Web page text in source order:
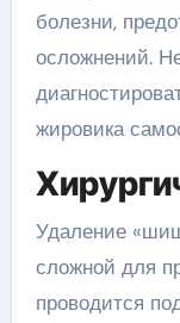
болезни,
осложнений.
жировика
Удаление
сложной для
проводится